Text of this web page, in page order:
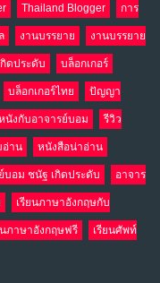
Thailand Blogger การ
งานบรรยาย งานบรรยาย
ดประดับ บล็อกเกอร์
บล็อกเกอร์ไทย ปัญญา
นังกับอาจารย์บอม รีวิว
อ่าน หนังสือน่าอ่าน
บอม ชนัฐ เกิดประดับ อาจาร
เรียนภาษาอังกฤษกับ
นภาษาอังกฤษฟรี เรียนศัพท์